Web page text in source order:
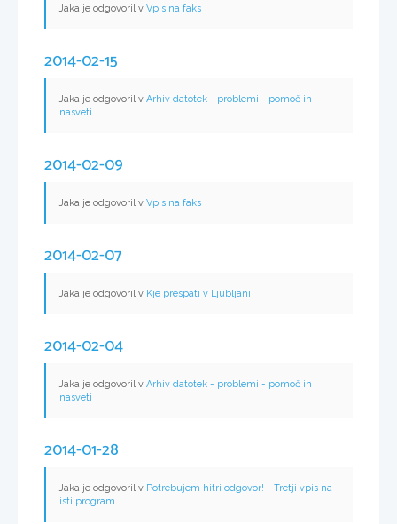
Jaka je odgovoril v Vpis na faks
2014-02-15
Jaka je odgovoril v Arhiv datotek - problemi - pomoč in
nasveti
2014-02-09
Jaka je odgovoril v Vpis na faks
2014-02-07
Jaka je odgovoril v Kje prespati v Ljubljani
2014-02-04
Jaka je odgovoril v Arhiv datotek - problemi - pomoč in
nasveti
2014-01-28
Jaka je odgovoril v Potrebujem hitri odgovor! - Tretji vpis na
isti program